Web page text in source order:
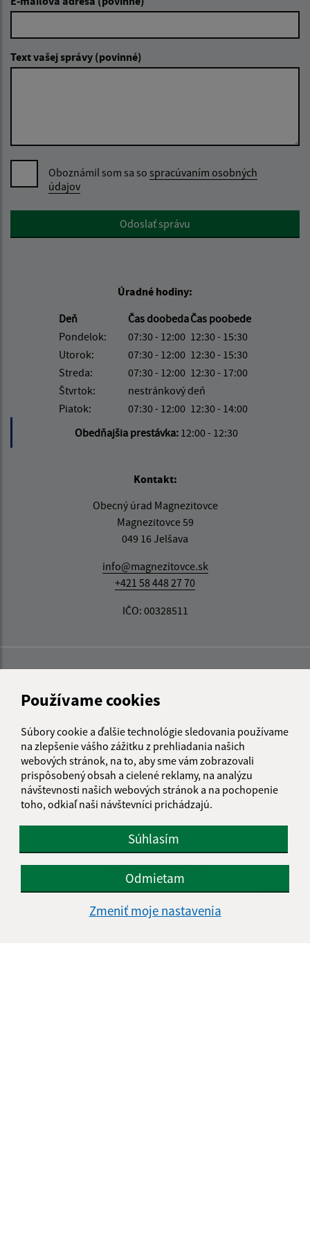
Používame cookies
Súbory cookie a ďalšie technológie sledovania používame
na zlepšenie vášho zážitku z prehliadania našich
webových stránok, na to, aby sme vám zobrazovali
prispôsobený obsah a cielené reklamy, na analýzu
návštevnosti našich webových stránok a na pochopenie
toho, odkiaľ naši návštevníci prichádzajú.
Súhlasím
Odmietam
Zmeniť moje nastavenia
Text vašej správy (povinné)
Oboznámil som sa so spracúvaním osobných
údajov
Google reCaptcha ResponseOdoslať správu
Úradné hodiny:
Deň
Čas doobedaČas poobede
Pondelok:
07:30 - 12:00 12:30 - 15:30
Utorok:
07:30 - 12:00 12:30 - 15:30
Streda:
07:30 - 12:00 12:30 - 17:00
Štvrtok:
nestránkový deň
Piatok:
07:30 - 12:00 12:30 - 14:00
Obedňajšia prestávka: 12:00 - 12:30
Kontakt:
Obecný úrad Magnezitovce
Magnezitovce 59
049 16 Jelšava
info@magnezitovce.sk
+421 58 448 27 70
IČO: 00328511
Informácie o stránke:
Autorské práva